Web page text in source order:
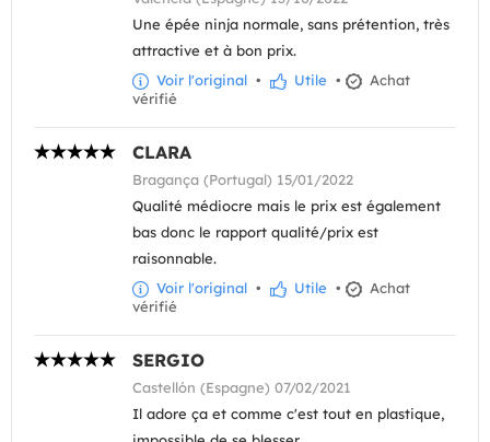
Une épée ninja normale, sans prétention, très
attractive et à bon prix.
Voir l'original • Utile •
Achat
vérifié
CLARA
Bragança (Portugal) 15/01/2022
Qualité médiocre mais le prix est également
bas donc le rapport qualité/prix est
raisonnable.
Voir l'original • Utile •
Achat
vérifié
SERGIO
Castellón (Espagne) 07/02/2021
Il adore ça et comme c'est tout en plastique,